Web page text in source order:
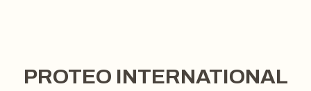
PROTEO INTERNATIONAL